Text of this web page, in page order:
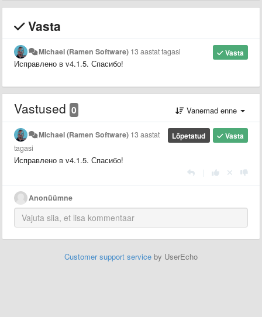
Vasta
Vasta
Michael (Ramen Software) 13 aastat tagasi
Исправлено в v4.1.5. Спасибо!
Vastused 0 Vanemad enne
Vasta
Lõpetatud
Michael (Ramen Software) 13 aastat
tagasi
Исправлено в v4.1.5. Спасибо!
Anonüümne
Customer support service by UserEcho